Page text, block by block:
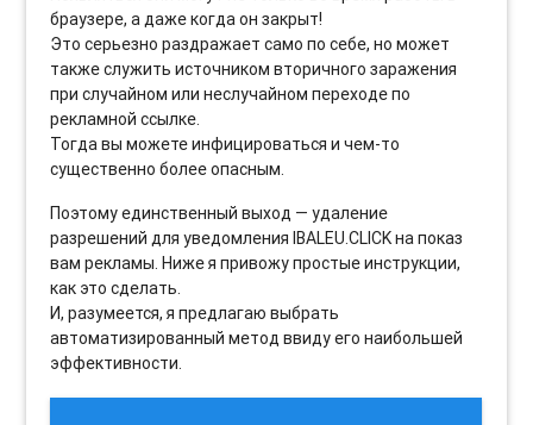
браузере, а даже когда он закрыт!
Это серьезно раздражает само по себе, но может
также служить источником вторичного заражения
при случайном или неслучайном переходе по
рекламной ссылке.
Тогда вы можете инфицироваться и чем-то
существенно более опасным.
Поэтому единственный выход — удаление
разрешений для уведомления IBALEU.CLICK на показ
вам рекламы. Ниже я привожу простые инструкции,
как это сделать.
И, разумеется, я предлагаю выбрать
автоматизированный метод ввиду его наибольшей
эффективности.